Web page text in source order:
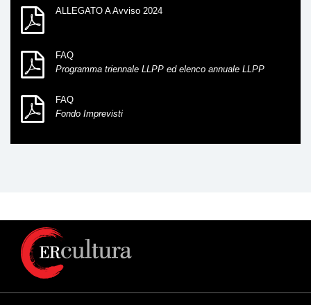
ALLEGATO A Avviso 2024
FAQ
Programma triennale LLPP ed elenco annuale LLPP
FAQ
Fondo Imprevisti